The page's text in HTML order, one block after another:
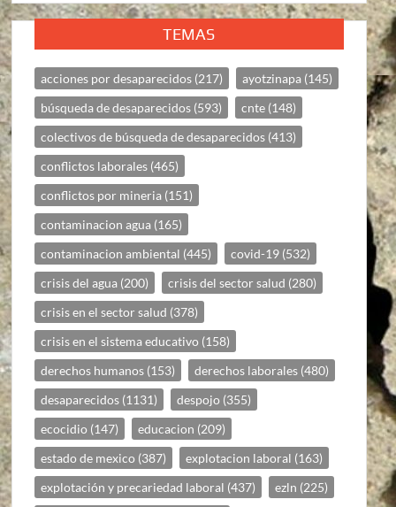
TEMAS
acciones por desaparecidos (217) ayotzinapa (145)
búsqueda de desaparecidos (593) cnte (148)
colectivos de búsqueda de desaparecidos (413)
conflictos laborales (465)
conflictos por mineria (151)
contaminacion agua (165)
contaminacion ambiental (445) covid-19 (532)
crisis del agua (200) crisis del sector salud (280)
crisis en el sector salud (378)
crisis en el sistema educativo (158)
derechos humanos (153) derechos laborales (480)
desaparecidos (1131) despojo (355)
ecocidio (147) educacion (209)
estado de mexico (387) explotacion laboral (163)
explotación y precariedad laboral (437) ezln (225)